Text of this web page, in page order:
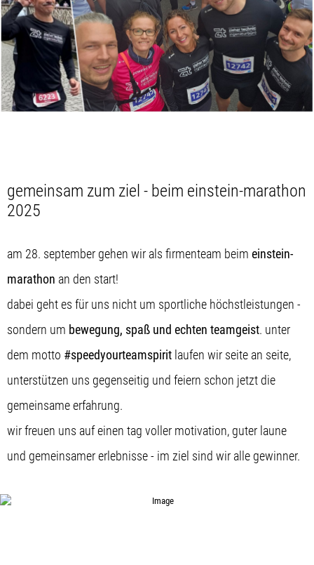
gemeinsam zum ziel - beim einstein-marathon
2025
am 28. september gehen wir als firmenteam beim einstein-
marathon an den start!
dabei geht es für uns nicht um sportliche höchstleistungen -
sondern um bewegung, spaß und echten teamgeist. unter
dem motto #speedyourteamspirit laufen wir seite an seite,
unterstützen uns gegenseitig und feiern schon jetzt die
gemeinsame erfahrung.
wir freuen uns auf einen tag voller motivation, guter laune
und gemeinsamer erlebnisse - im ziel sind wir alle gewinner.